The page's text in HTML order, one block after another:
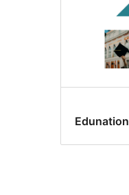
Edunation